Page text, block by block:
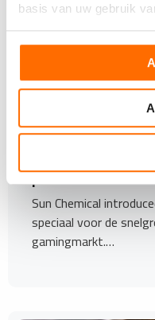
basis van uw gebruik
8 JUNI 2026
Sun Chemical
productie van
Sun Chemical
speciaal voor de
gamingmarkt.…